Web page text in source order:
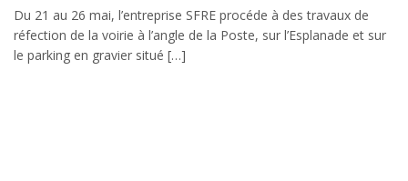
Du 21 au 26 mai, l’entreprise SFRE procéde à des travaux de
réfection de la voirie à l’angle de la Poste, sur l’Esplanade et sur
le parking en gravier situé […]